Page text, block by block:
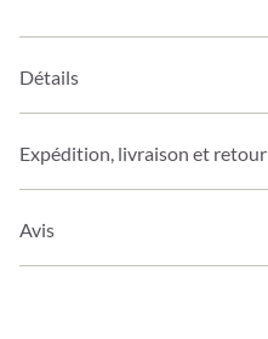
Détails
Expédition, livraison et retour
Avis